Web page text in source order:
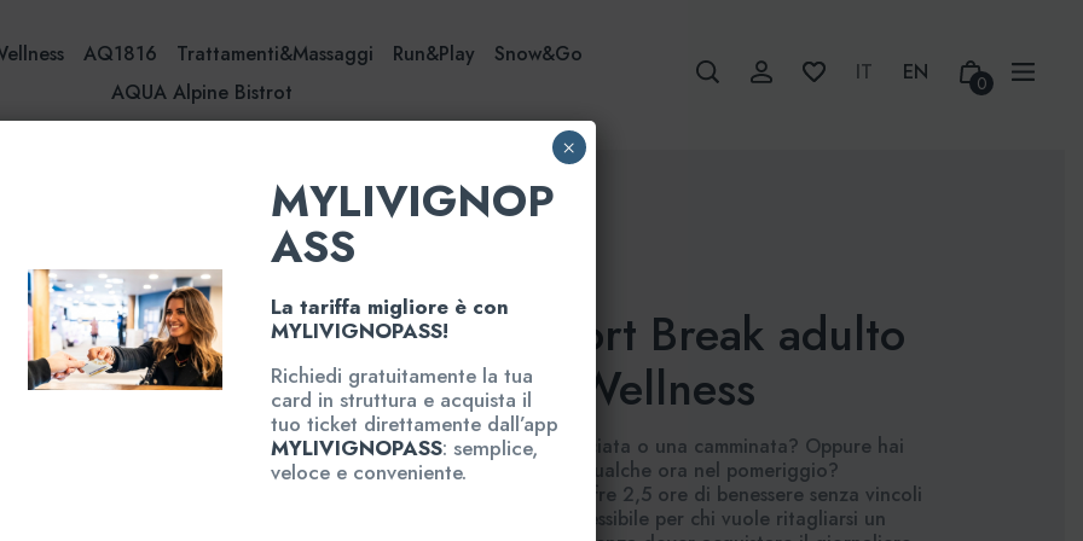
AQ1816 Trattamenti&Massaggi Run&Play
Snow&Go
AQUA Alpine Bistrot
0
Alpine Short Break adulto
– Alpine Wellness
Hai appena finito una sciata o una camminata? Oppure hai
voglia di staccare per qualche ora nel pomeriggio?
Alpine Short Break ti offre 2,5 ore di benessere senza vincoli
d’orario: la soluzione flessibile per chi vuole ritagliarsi un
MYLIVIGNOP
ASS
La tariffa migliore è con
MYLIVIGNOPASS!
Richiedi gratuitamente la tua
card in struttura e acquista il
tuo ticket direttamente dall’app
MYLIVIGNOPASS: semplice,
veloce e conveniente.
×